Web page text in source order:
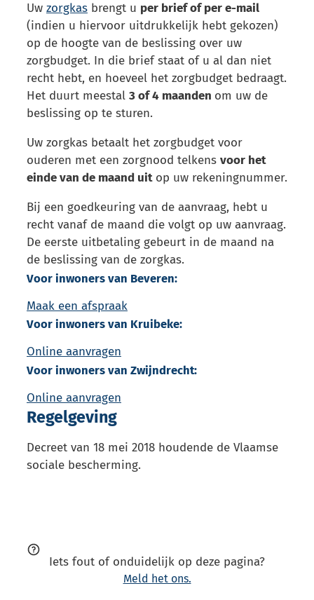
Uw zorgkas brengt u per brief of per e-mail
(indien u hiervoor uitdrukkelijk hebt gekozen)
op de hoogte van de beslissing over uw
zorgbudget. In die brief staat of u al dan niet
recht hebt, en hoeveel het zorgbudget bedraagt.
Het duurt meestal 3 of 4 maanden om uw de
beslissing op te sturen.
Uw zorgkas betaalt het zorgbudget voor
ouderen met een zorgnood telkens voor het
einde van de maand uit op uw rekeningnummer.
Bij een goedkeuring van de aanvraag, hebt u
recht vanaf de maand die volgt op uw aanvraag.
De eerste uitbetaling gebeurt in de maand na
de beslissing van de zorgkas.
Voor inwoners van Beveren:
Maak een afspraak
Voor inwoners van Kruibeke:
Online aanvragen
Voor inwoners van Zwijndrecht:
Online aanvragen
Regelgeving
Decreet van 18 mei 2018 houdende de Vlaamse
sociale bescherming.
Iets fout of onduidelijk op deze pagina?
Meld het ons.